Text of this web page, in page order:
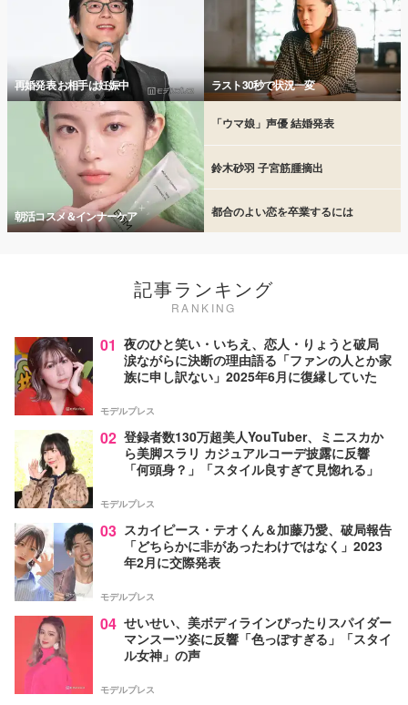
再婚発表 お相手は妊娠中 ラスト30秒で状況一変
朝活コスメ＆インナーケア
「ウマ娘」声優 結婚発表
鈴木砂羽 子宮筋腫摘出
都合のよい恋を卒業するには
記事ランキング
RANKING
01 夜のひと笑い・いちえ、恋人・りょうと破局
涙ながらに決断の理由語る「ファンの人とか家
族に申し訳ない」2025年6月に復縁していた
モデルプレス
02 登録者数130万超美人YouTuber、ミニスカか
ら美脚スラリ カジュアルコーデ披露に反響
「何頭身？」「スタイル良すぎて見惚れる」
モデルプレス
03 スカイピース・テオくん＆加藤乃愛、破局報告
「どちらかに非があったわけではなく」2023
年2月に交際発表
モデルプレス
04 せいせい、美ボディラインぴったりスパイダー
マンスーツ姿に反響「色っぽすぎる」「スタイ
ル女神」の声
モデルプレス